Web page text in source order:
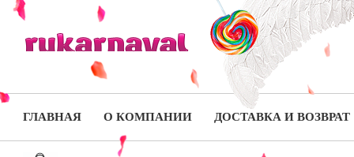
ГЛАВНАЯ О КОМПАНИИ ДОСТАВКА И ВОЗВРАТ